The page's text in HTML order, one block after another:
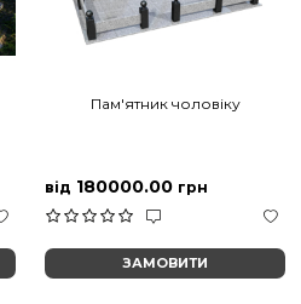
Пам'ятник чоловіку
від 180000.00 грн
ЗАМОВИТИ